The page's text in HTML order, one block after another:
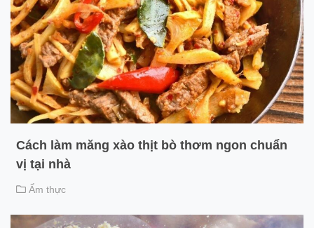
Cách làm măng xào thịt bò thơm ngon chuẩn
vị tại nhà
Ẩm thực